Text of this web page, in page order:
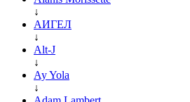
↓
АИГЕЛ
↓
Alt-J
↓
Ay Yola
↓